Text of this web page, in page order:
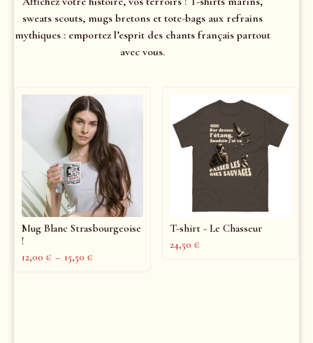
sweats scouts, mugs bretons et tote-bags aux refrains
mythiques : emportez l’esprit des chants français partout
avec vous.
Mug Blanc Strasbourgeoise
!
12,00 € – 15,50 €
T-shirt - Le Chasseur
24,50 €